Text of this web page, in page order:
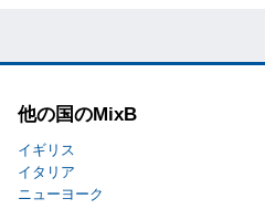
他の国のMixB
イギリス
イタリア
ニューヨーク